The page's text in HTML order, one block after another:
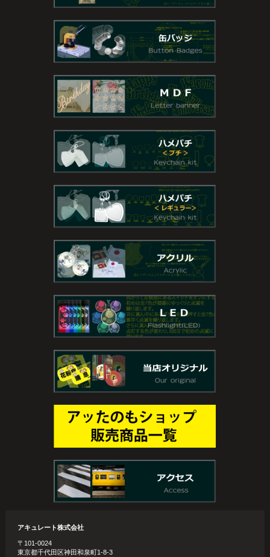
アキュレート株式会社
〒101-0024
東京都千代田区神田和泉町1-8-3